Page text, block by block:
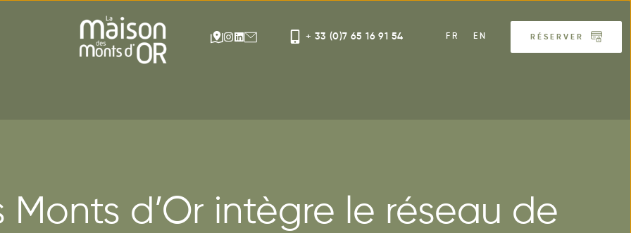
+ 33 (0)7 65 16 91 54 FR EN RÉSERVER
Monts d’Or intègre le réseau de